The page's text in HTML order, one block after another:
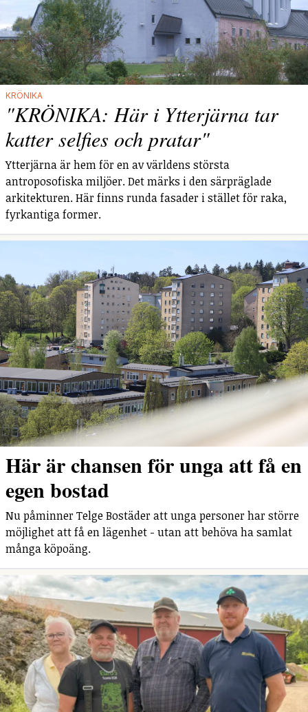
KRÖNIKA
"KRÖNIKA: Här i Ytterjärna tar
katter selfies och pratar"
Ytterjärna är hem för en av världens största
antroposofiska miljöer. Det märks i den särpräglade
arkitekturen. Här finns runda fasader i stället för raka,
fyrkantiga former.
Här är chansen för unga att få en
egen bostad
Nu påminner Telge Bostäder att unga personer har större
möjlighet att få en lägenhet - utan att behöva ha samlat
många köpoäng.